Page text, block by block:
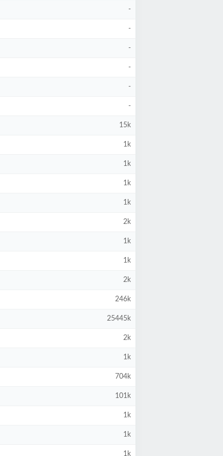
-
-
-
-
-
-
15k
1k
1k
1k
1k
2k
1k
1k
2k
246k
25445k
2k
1k
704k
101k
1k
1k
1k